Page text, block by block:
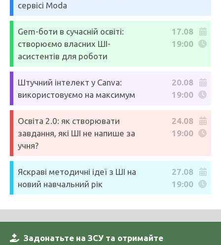
сервісі Moda
Gem-боти в сучасній освіті:
створюємо власних ШІ-
асистентів для роботи
17.08
19:00
Штучний інтелект у Canva:
використовуємо на максимум
20.08
19:00
Освіта 2.0: як створювати
завдання, які ШІ не напише за
учня?
24.08
19:00
Яскраві методичні ідеї з ШІ на
новий навчальний рік
27.08
19:00
Задонатьте на ЗСУ та отримайте